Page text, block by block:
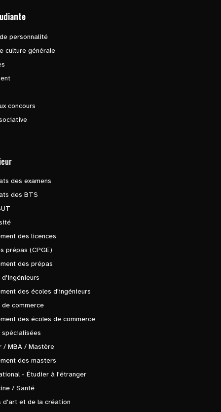
personnalité
culture générale
concours
des examens
des BTS
des licences
prépas (CPGE)
des prépas
d'ingénieurs
des écoles d'ingénieurs
de commerce
des écoles de commerce
spécialisées
/ MBA / Mastère
des masters
- Étudier à l'étranger
/ Santé
d'art et de la création